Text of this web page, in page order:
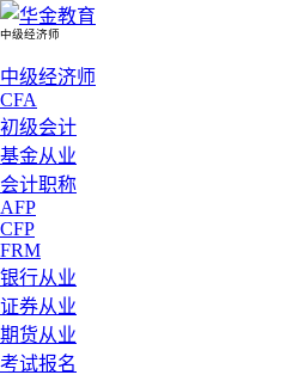
中级经济师
中级经济师
CFA
初级会计
基金从业
会计职称
AFP
CFP
FRM
银行从业
证券从业
期货从业
考试报名